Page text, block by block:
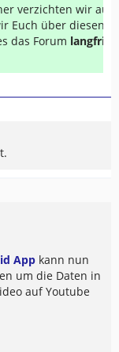
verzichten wir auf
Euch über diesen
das Forum
App kann nun
um die Daten in
auf Youtube